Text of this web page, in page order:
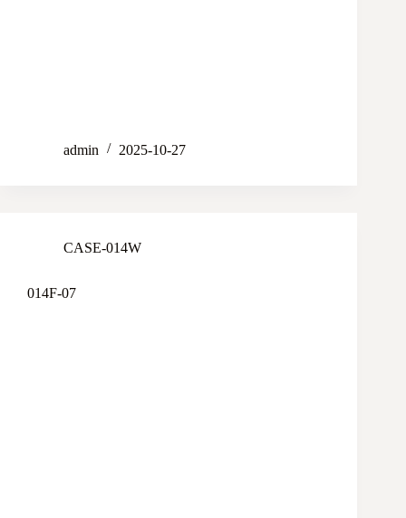
admin 2025-10-27
CASE-014W
014F-07